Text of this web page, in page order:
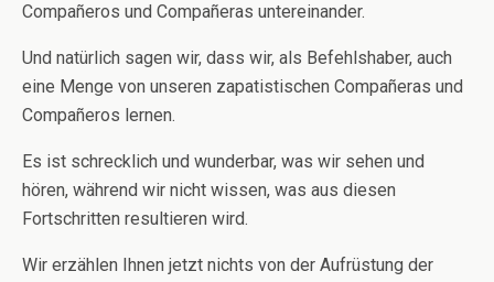
Compañeros und Compañeras untereinander.
Und natürlich sagen wir, dass wir, als Befehlshaber, auch
eine Menge von unseren zapatistischen Compañeras und
Compañeros lernen.
Es ist schrecklich und wunderbar, was wir sehen und
hören, während wir nicht wissen, was aus diesen
Fortschritten resultieren wird.
Wir erzählen Ihnen jetzt nichts von der Aufrüstung der